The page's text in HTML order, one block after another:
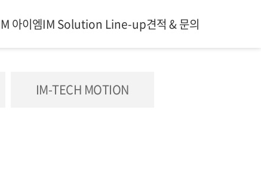
아이엠IM Solution Line-up견적 & 문의
IM-TECH MOTION